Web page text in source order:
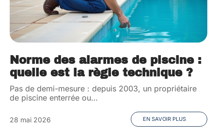
Norme des alarmes de piscine :
quelle est la règle technique ?
Pas de demi-mesure : depuis 2003, un propriétaire
de piscine enterrée ou…
28 mai 2026 EN SAVOIR PLUS